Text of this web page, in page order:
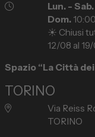
Lun. - Sab.
Dom.10:00
☀️ Chiusi
12/08 al
Spazio “La Città
TORINO
Via Reiss
TORINO